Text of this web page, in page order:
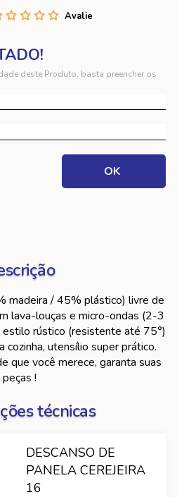
deste Produto, basta preencher os
madeira / 45% plástico) livre de
lava-louças e micro-ondas (2-3
rústico (resistente até 75°)
cozinha, utensílio super prático.
que você merece, garanta suas
peças !
técnicas
DESCANSO DE
PANELA CEREJEIRA
16